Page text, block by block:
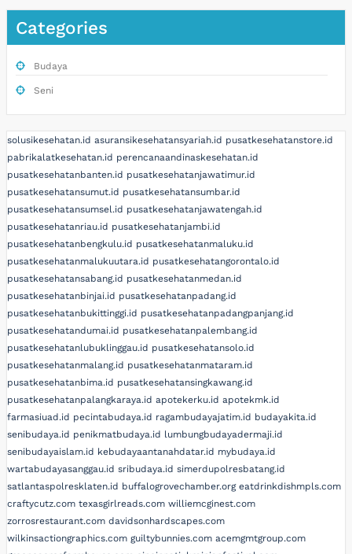
Categories
Budaya
Seni
solusikesehatan.id asuransikesehatansyariah.id pusatkesehatanstore.id
pabrikalatkesehatan.id perencanaandinaskesehatan.id
pusatkesehatanbanten.id pusatkesehatanjawatimur.id
pusatkesehatansumut.id pusatkesehatansumbar.id
pusatkesehatansumsel.id pusatkesehatanjawatengah.id
pusatkesehatanriau.id pusatkesehatanjambi.id
pusatkesehatanbengkulu.id pusatkesehatanmaluku.id
pusatkesehatanmalukuutara.id pusatkesehatangorontalo.id
pusatkesehatansabang.id pusatkesehatanmedan.id
pusatkesehatanbinjai.id pusatkesehatanpadang.id
pusatkesehatanbukittinggi.id pusatkesehatanpadangpanjang.id
pusatkesehatandumai.id pusatkesehatanpalembang.id
pusatkesehatanlubuklinggau.id pusatkesehatansolo.id
pusatkesehatanmalang.id pusatkesehatanmataram.id
pusatkesehatanbima.id pusatkesehatansingkawang.id
pusatkesehatanpalangkaraya.id apotekerku.id apotekmk.id
farmasiuad.id pecintabudaya.id ragambudayajatim.id budayakita.id
senibudaya.id penikmatbudaya.id lumbungbudayadermaji.id
senibudayaislam.id kebudayaantanahdatar.id mybudaya.id
wartabudayasanggau.id sribudaya.id simerdupolresbatang.id
satlantaspolresklaten.id buffalogrovechamber.org eatdrinkdishmpls.com
craftycutz.com texasgirlreads.com williemcginest.com
zorrosrestaurant.com davidsonhardscapes.com
wilkinsactiongraphics.com guiltybunnies.com acemgmtgroup.com